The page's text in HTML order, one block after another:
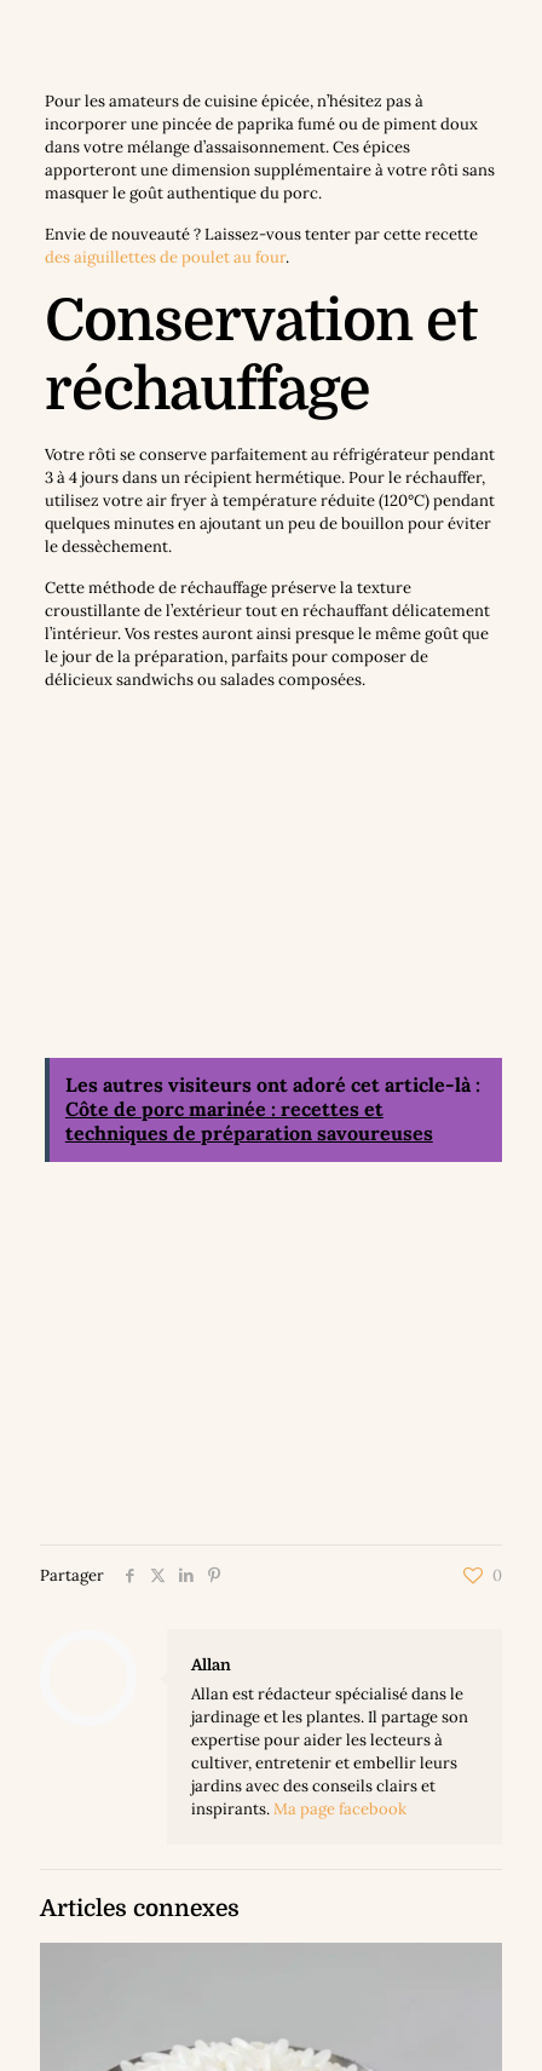
Pour les amateurs de cuisine épicée, n’hésitez pas à
incorporer une pincée de paprika fumé ou de piment doux
dans votre mélange d’assaisonnement. Ces épices
apporteront une dimension supplémentaire à votre rôti sans
masquer le goût authentique du porc.
Envie de nouveauté ? Laissez-vous tenter par cette recette
des aiguillettes de poulet au four.
Conservation et
réchauffage
Votre rôti se conserve parfaitement au réfrigérateur pendant
3 à 4 jours dans un récipient hermétique. Pour le réchauffer,
utilisez votre air fryer à température réduite (120°C) pendant
quelques minutes en ajoutant un peu de bouillon pour éviter
le dessèchement.
Cette méthode de réchauffage préserve la texture
croustillante de l’extérieur tout en réchauffant délicatement
l’intérieur. Vos restes auront ainsi presque le même goût que
le jour de la préparation, parfaits pour composer de
délicieux sandwichs ou salades composées.
Les autres visiteurs ont adoré cet article-là :
Côte de porc marinée : recettes et
techniques de préparation savoureuses
Partager 0
Allan
Allan est rédacteur spécialisé dans le
jardinage et les plantes. Il partage son
expertise pour aider les lecteurs à
cultiver, entretenir et embellir leurs
jardins avec des conseils clairs et
inspirants.Ma page facebook
Articles connexes